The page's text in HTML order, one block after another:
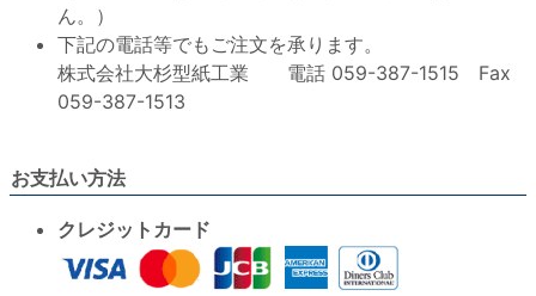
ん。）
下記の電話等でもご注文を承ります。
株式会社大杉型紙工業 電話 059-387-1515 Fax
059-387-1513
お支払い方法
クレジットカード